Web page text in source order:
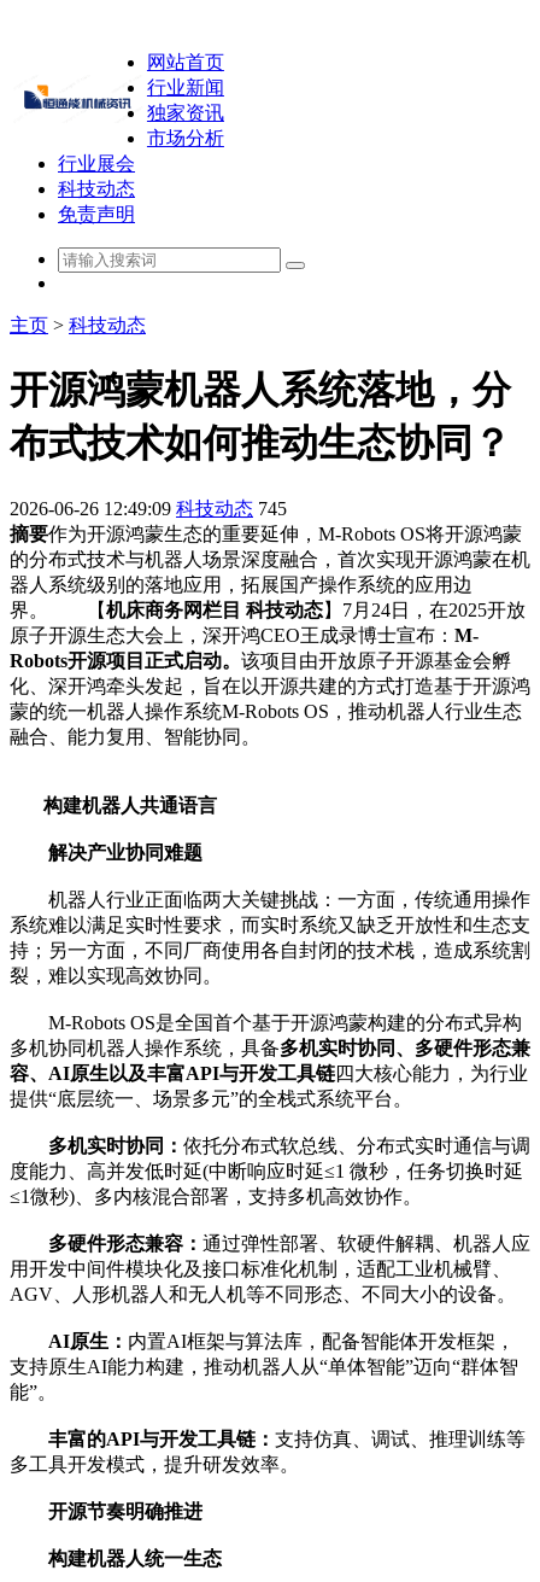
网站首页
行业新闻
独家资讯
市场分析
行业展会
科技动态
免责声明
主页 > 科技动态
开源鸿蒙机器人系统落地，分
布式技术如何推动生态协同？
2026-06-26 12:49:09 科技动态 745
摘要作为开源鸿蒙生态的重要延伸，M-Robots OS将开源鸿蒙
的分布式技术与机器人场景深度融合，首次实现开源鸿蒙在机
器人系统级别的落地应用，拓展国产操作系统的应用边
界。 【机床商务网栏目 科技动态】7月24日，在2025开放
原子开源生态大会上，深开鸿CEO王成录博士宣布： M-
Robots开源项目正式启动。 该项目由开放原子开源基金会孵
化、深开鸿牵头发起，旨在以开源共建的方式打造基于开源鸿
蒙的统一机器人操作系统M-Robots OS，推动机器人行业生态
融合、能力复用、智能协同。
构建机器人共通语言
解决产业协同难题
机器人行业正面临两大关键挑战：一方面，传统通用操作
系统难以满足实时性要求，而实时系统又缺乏开放性和生态支
持；另一方面，不同厂商使用各自封闭的技术栈，造成系统割
裂，难以实现高效协同。
M-Robots OS是全国首个基于开源鸿蒙构建的分布式异构
多机协同机器人操作系统，具备多机实时协同、多硬件形态兼
容、AI原生以及丰富API与开发工具链四大核心能力，为行业
提供“底层统一、场景多元”的全栈式系统平台。
多机实时协同： 依托分布式软总线、分布式实时通信与调
度能力、高并发低时延(中断响应时延≤1 微秒，任务切换时延
≤1微秒)、多内核混合部署，支持多机高效协作。
多硬件形态兼容： 通过弹性部署、软硬件解耦、机器人应
用开发中间件模块化及接口标准化机制，适配工业机械臂、
AGV、人形机器人和无人机等不同形态、不同大小的设备。
AI原生： 内置AI框架与算法库，配备智能体开发框架，
支持原生AI能力构建，推动机器人从“单体智能”迈向“群体智
能”。
丰富的API与开发工具链： 支持仿真、调试、推理训练等
多工具开发模式，提升研发效率。
开源节奏明确推进
构建机器人统一生态